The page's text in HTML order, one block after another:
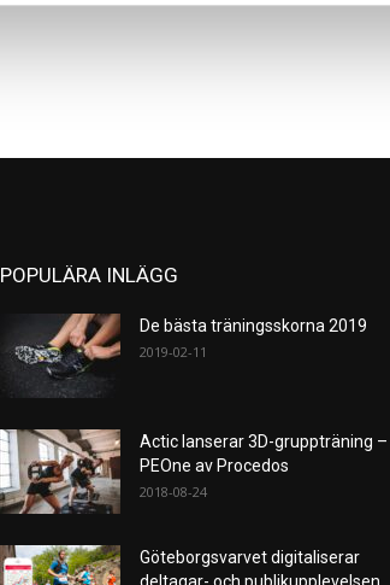
POPULÄRA INLÄGG
De bästa träningsskorna 2019
2019-02-11
Actic lanserar 3D-gruppträning –
PEOne av Procedos
2018-08-24
Göteborgsvarvet digitaliserar